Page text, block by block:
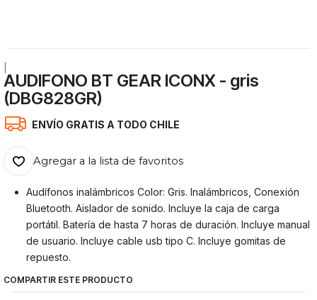
AUDIFONO BT GEAR ICONX - gris
(DBG828GR)
ENVÍO GRATIS A TODO CHILE
Agregar a la lista de favoritos
Audífonos inalámbricos Color: Gris. Inalámbricos, Conexión
Bluetooth. Aislador de sonido. Incluye la caja de carga
portátil. Batería de hasta 7 horas de duración. Incluye manual
de usuario. Incluye cable usb tipo C. Incluye gomitas de
repuesto.
COMPARTIR ESTE PRODUCTO